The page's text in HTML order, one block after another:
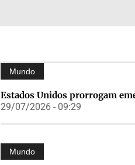
Mundo
Estados Unidos prorrogam
29/07/2026 - 09:29
Mundo